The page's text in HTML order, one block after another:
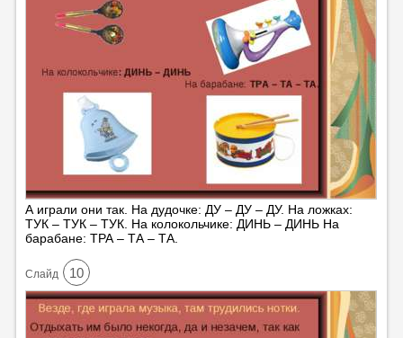
А играли они так. На дудочке: ДУ – ДУ – ДУ. На ложках:
ТУК – ТУК – ТУК. На колокольчике: ДИНЬ – ДИНЬ На
барабане: ТРА – ТА – ТА.
Cлайд 10